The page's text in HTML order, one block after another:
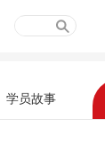
学员故事